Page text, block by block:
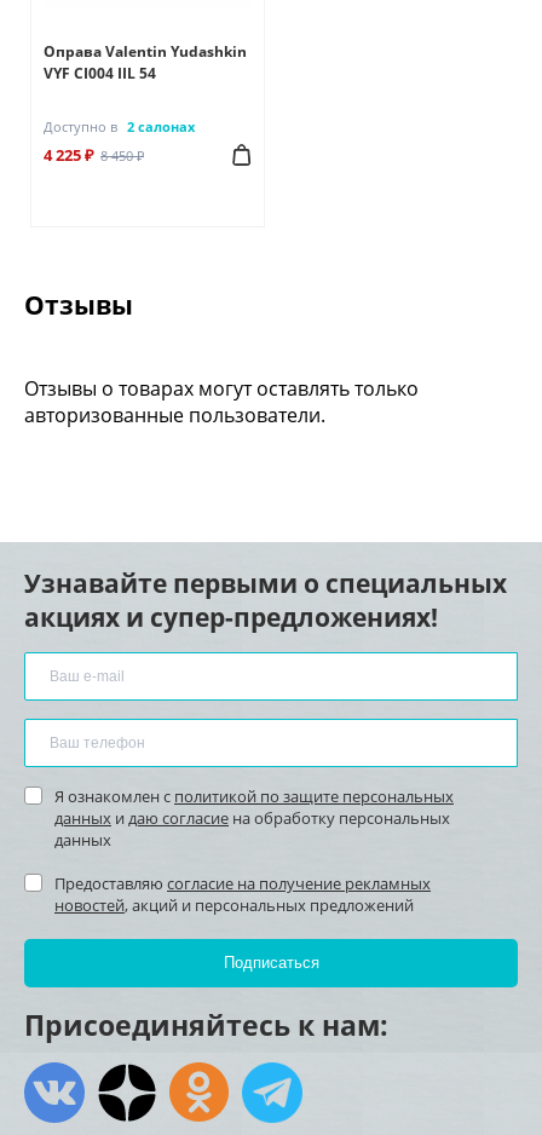
Оправа Valentin Yudashkin
VYF CI004 IIL 54
Доступно в 2 салонах
4 225 ₽ 8 450 ₽
Отзывы
Отзывы о товарах могут оставлять только
авторизованные пользователи.
Узнавайте первыми о специальных
акциях и супер-предложениях!
Я ознакомлен с политикой по защите персональных
данных и даю согласие на обработку персональных
данных
Предоставляю согласие на получение рекламных
новостей, акций и персональных предложений
Присоединяйтесь к нам: